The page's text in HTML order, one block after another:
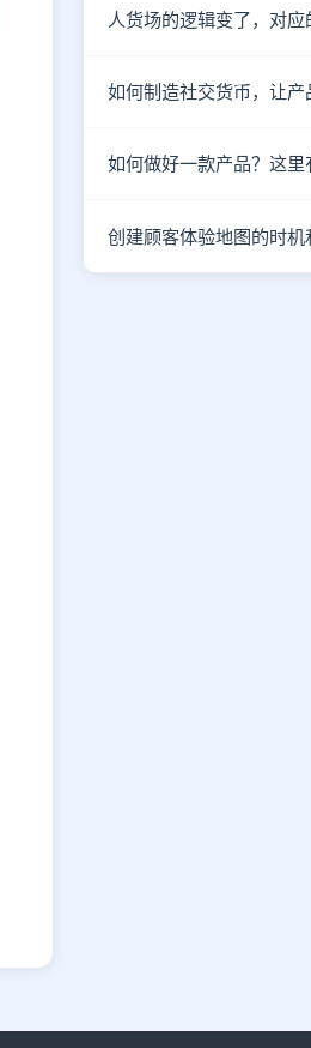
人货场的逻辑变了，对
如何制造社交货币，让产
如何做好一款产品？这
创建顾客体验地图的时机